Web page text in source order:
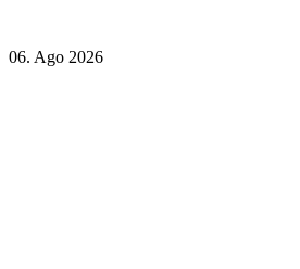
06. Ago 2026